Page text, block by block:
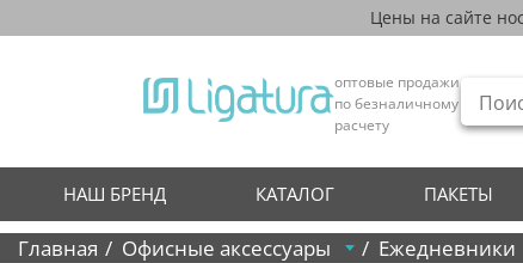
Цены на сайте
оптовые продажи
по безналичному
расчету
НАШ БРЕНД КАТАЛОГ ПАКЕТЫ
Главная Офисные аксессуары Ежедневники